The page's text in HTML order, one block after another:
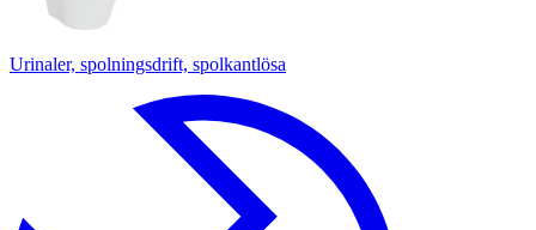
Urinaler, spolningsdrift, spolkantlösa